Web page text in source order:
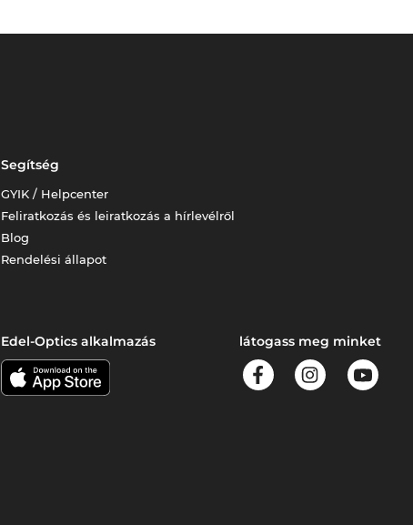
Segítség
GYIK / Helpcenter
Feliratkozás és leiratkozás a hírlevélről
Blog
Rendelési állapot
Edel-Optics alkalmazás látogass meg minket